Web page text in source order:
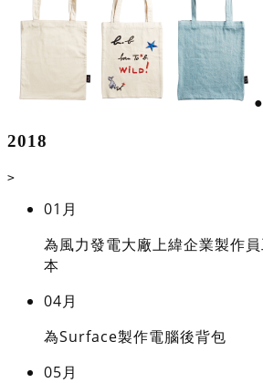
●
2018
>
01月
為風力發電大廠上緯企業製作
本
04月
為Surface製作電腦後背包
05月